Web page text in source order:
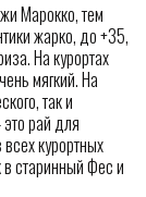
Марокко, тем
жарко, до +35,
На курортах
мягкий. На
так и
рай для
курортных
старинный Фес и